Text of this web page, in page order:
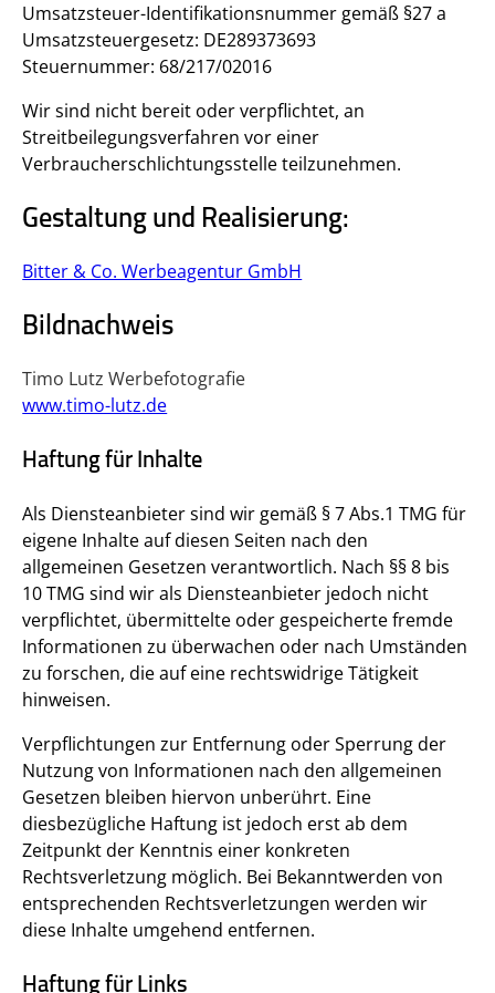
Umsatzsteuer-Identifikationsnummer gemäß §27 a
Umsatzsteuergesetz: DE289373693
Steuernummer: 68/217/02016
Wir sind nicht bereit oder verpflichtet, an
Streitbeilegungsverfahren vor einer
Verbraucherschlichtungsstelle teilzunehmen.
Gestaltung und Realisierung:
Bitter & Co. Werbeagentur GmbH
Bildnachweis
Timo Lutz Werbefotografie
www.timo-lutz.de
Haftung für Inhalte
Als Diensteanbieter sind wir gemäß § 7 Abs.1 TMG für
eigene Inhalte auf diesen Seiten nach den
allgemeinen Gesetzen verantwortlich. Nach §§ 8 bis
10 TMG sind wir als Diensteanbieter jedoch nicht
verpflichtet, übermittelte oder gespeicherte fremde
Informationen zu überwachen oder nach Umständen
zu forschen, die auf eine rechtswidrige Tätigkeit
hinweisen.
Verpflichtungen zur Entfernung oder Sperrung der
Nutzung von Informationen nach den allgemeinen
Gesetzen bleiben hiervon unberührt. Eine
diesbezügliche Haftung ist jedoch erst ab dem
Zeitpunkt der Kenntnis einer konkreten
Rechtsverletzung möglich. Bei Bekanntwerden von
entsprechenden Rechtsverletzungen werden wir
diese Inhalte umgehend entfernen.
Haftung für Links